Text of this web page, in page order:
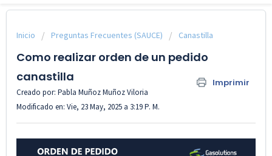
Inicio Preguntas Frecuentes (SAUCE) Canastilla
Como realizar orden de un pedido
canastilla
Imprimir
Creado por: Pabla Muñoz Muñoz Viloria
Modificado en: Vie, 23 May, 2025 a 3:19 P. M.